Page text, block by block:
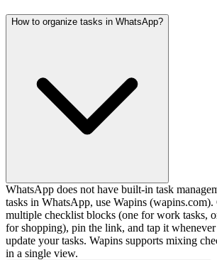
How to organize tasks in WhatsApp?
WhatsApp does not have built-in task
tasks in WhatsApp, use Wapins
multiple checklist blocks (one for work tasks,
for shopping), pin the link, and tap it
update your tasks. Wapins supports mixing
in a single view.